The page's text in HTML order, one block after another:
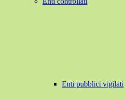
Enti pubblici vigilati